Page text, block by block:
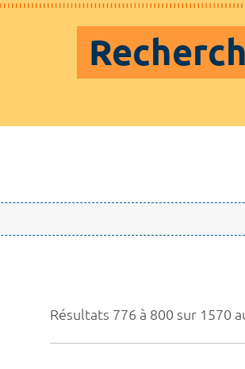
Résultats 776 à 800 sur 1570